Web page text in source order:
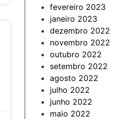
fevereiro 2023
janeiro 2023
dezembro 2022
novembro 2022
outubro 2022
setembro 2022
agosto 2022
julho 2022
junho 2022
maio 2022